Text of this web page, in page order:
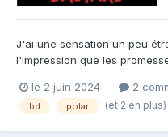
J'ai une sensation un peu
l'impression que les
à une époque ou les thème
de mafieux qui entre dans la
le 2 juin 2024 2
bd polar (et 2 en plus)